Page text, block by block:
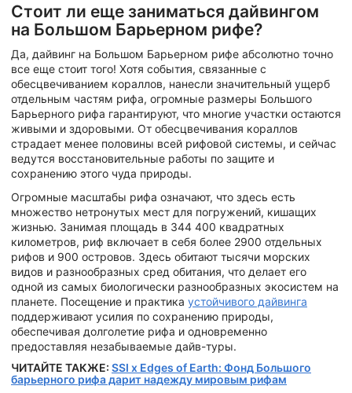
Стоит ли еще заниматься дайвингом
на Большом Барьерном рифе?
Да, дайвинг на Большом Барьерном рифе абсолютно точно
все еще стоит того! Хотя события, связанные с
обесцвечиванием кораллов, нанесли значительный ущерб
отдельным частям рифа, огромные размеры Большого
Барьерного рифа гарантируют, что многие участки остаются
живыми и здоровыми. От обесцвечивания кораллов
страдает менее половины всей рифовой системы, и сейчас
ведутся восстановительные работы по защите и
сохранению этого чуда природы.
Огромные масштабы рифа означают, что здесь есть
множество нетронутых мест для погружений, кишащих
жизнью. Занимая площадь в 344 400 квадратных
километров, риф включает в себя более 2900 отдельных
рифов и 900 островов. Здесь обитают тысячи морских
видов и разнообразных сред обитания, что делает его
одной из самых биологически разнообразных экосистем на
планете. Посещение и практика устойчивого дайвинга
поддерживают усилия по сохранению природы,
обеспечивая долголетие рифа и одновременно
предоставляя незабываемые дайв-туры.
ЧИТАЙТЕ ТАКЖЕ: SSI x Edges of Earth: Фонд Большого
барьерного рифа дарит надежду мировым рифам